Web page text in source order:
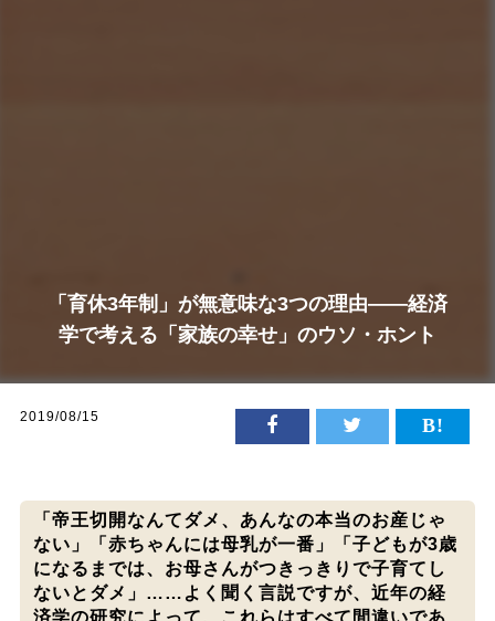
「育休3年制」が無意味な3つの理由――経済
学で考える「家族の幸せ」のウソ・ホント
2019/08/15
「帝王切開なんてダメ、あんなの本当のお産じゃ
ない」「赤ちゃんには母乳が一番」「子どもが3歳
になるまでは、お母さんがつきっきりで子育てし
ないとダメ」……よく聞く言説ですが、近年の経
済学の研究によって、これらはすべて間違いであ